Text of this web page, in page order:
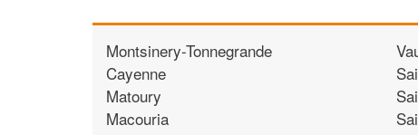
Montsinery-Tonnegrande
Cayenne
Matoury
Macouria